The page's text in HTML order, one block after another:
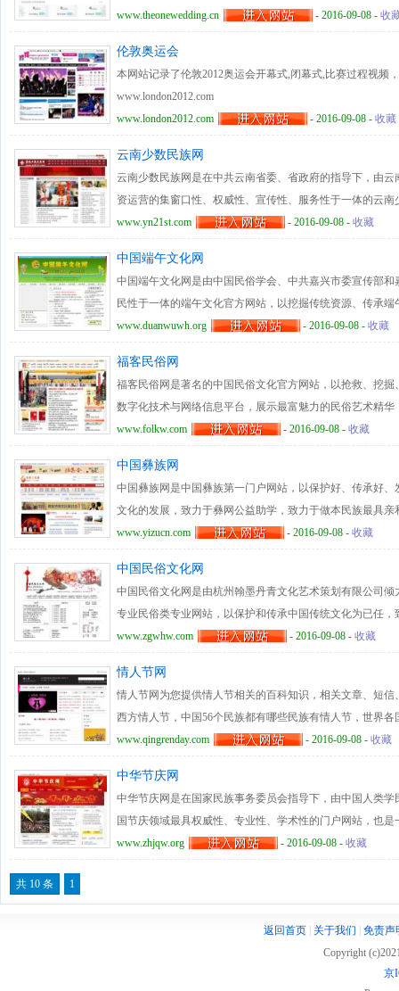
的创办者就是为了改变这一现状。为婚庆行业的规范与发
提出的“补缺式服务理念”也得到了新人广泛的认同。 德温
花，布景，还是灯光。乃至于对传统四大金刚的把控都到
www.theonewedding.cn - 2016-09-08 - 收
伦敦奥运会
本网站记录了伦敦2012奥运会开幕式,闭幕式,比赛过程视频
www.london2012.com
www.london2012.com
- 2016-09-08 - 收藏
云南少数民族网
云南少数民族网是在中共云南省委、省政府的指导下，由
资运营的集窗口性、权威性、宣传性、服务性于一体的云
任，全面展现和反映新中国成立以来云南25个少数民族地
生、学术研究等几十个方面，为人们了解云南和展示云南
各民族优秀传统文化得到更好地传承和弘扬。并通过多种
丰富性，促进各云南民族文化的共同发展和繁荣。
www.yn21st.com - 2016-09-08 - 收藏
中国端午文化网
中国端午文化网是由中国民俗学会、中共嘉兴市委宣传部
民性于一体的端午文化官方网站，以挖掘传统资源、传承
节日的悠久历史、风俗民情，旨在让更多的禾城市民和国
习俗、端午史料、端午故事、端午漫笔等多个频道，广大
及时完整地了解嘉兴本地在端午节期间政府和民间组织的
届中国·端午民俗文化节的精彩瞬间。
www.duanwuwh.org - 2016-09-08 - 收藏
福客民俗网
福客民俗网是著名的中国民俗文化官方网站，以抢救、挖
数字化技术与网络信息平台，展示最富魅力的民俗艺术精
救，精心打造优秀民间文化产品（民间手工艺品、特色民
务，目前推出了民俗资讯、文化遗产、民俗旅游、民俗视
俗论坛、影像民俗、热点评论、奇趣风俗、非遗动态、非
遗、民俗景点、家庭旅馆、特色线路、特色小吃、民俗专
力于创建民俗类门户网站第一品牌。
www.folkw.com - 2016-09-08 - 收藏
中国彝族网
中国彝族网是中国彝族第一门户网站，以保护好、传承好
文化的发展，致力于彝网公益助学，致力于做本民族最具
家园。中国彝族网现已聚成了新闻资讯发布频道、彝人论
目，为中国彝族提供了高效有力的信息交互服务。
www.yizucn.com - 2016-09-08 - 收藏
中国民俗文化网
中国民俗文化网是由杭州翰墨丹青文化艺术策划有限公司
专业民俗类专业网站，以保护和传承中国传统文化为已任
化网目前设置有民俗动态、中国民俗史话、中国民俗趣谈
礼仪、中华姓氏文化、民间传说故事、中华神秘文化、中
技术与网络信息平台，充分展示最富魅力的民俗艺术精华
www.zgwhw.com - 2016-09-08 - 收藏
情人节网
情人节网为您提供情人节相关的百科知识，相关文章、短
西方情人节，中国56个民族都有哪些民族有情人节，世界
www.qingrenday.com
- 2016-09-08 - 收藏
中华节庆网
中华节庆网是在国家民族事务委员会指导下，由中国人类
国节庆领域最具权威性、专业性、学术性的门户网站，也
展机构使用的交流平台，通过资源输出、节庆文库共享、
庆产业、理事会等主要栏目，致力于促进我国民族节庆产
www.zhjqw.org - 2016-09-08 - 收藏
共 10 条 1
返回首页| 关于我们
免责声
Copyright
京